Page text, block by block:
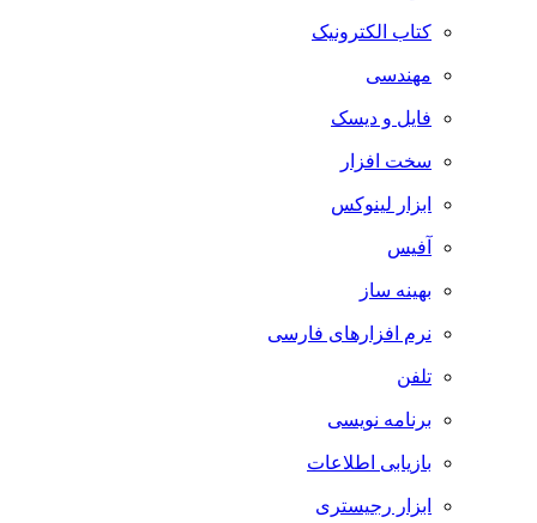
کتاب الکترونیک
مهندسی
فایل و دیسک
سخت افزار
ابزار لینوکس
آفیس
بهینه ساز
نرم افزارهای فارسی
تلفن
برنامه نویسی
بازیابی اطلاعات
ابزار رجیستری